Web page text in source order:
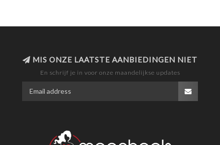
MIS ONZE LAATSTE AANBIEDINGEN NIET
En schrijf je in voor onze maandelijkse updates